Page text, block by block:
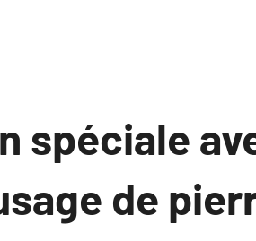
spéciale
de